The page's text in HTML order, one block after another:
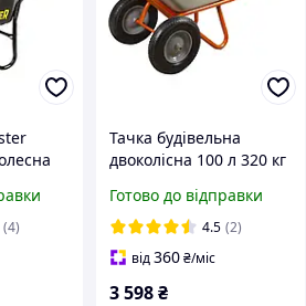
(4)
Тачка будівельна
двоколісна 100 л 320 кг
(5056714)
Готово до відправки
4.5 (2)
від360₴/міс
3 598₴